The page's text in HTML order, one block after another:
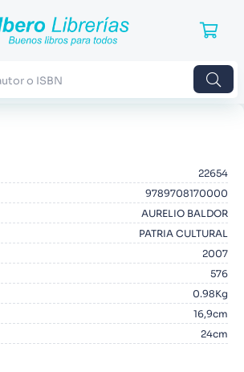
22654
9789708170000
AURELIO BALDOR
PATRIA CULTURAL
2007
576
0.98Kg
16,9cm
24cm